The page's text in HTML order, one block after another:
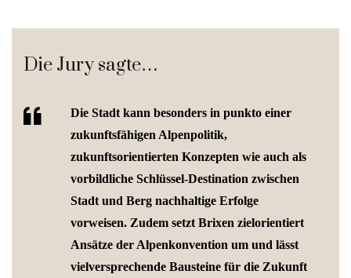
Die Jury sagte…
Die Stadt kann besonders in punkto einer
zukunftsfähigen Alpenpolitik,
zukunftsorientierten Konzepten wie auch als
vorbildliche Schlüssel-Destination zwischen
Stadt und Berg nachhaltige Erfolge
vorweisen. Zudem setzt Brixen zielorientiert
Ansätze der Alpenkonvention um und lässt
vielversprechende Bausteine für die Zukunft